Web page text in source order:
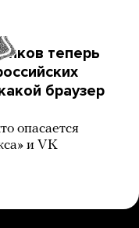
теперь
браузер
опасается
и VK